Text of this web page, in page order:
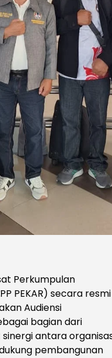
Perkumpulan
PEKAR) secara resmi
Audiensi
bagian dari
antara
pembangunan